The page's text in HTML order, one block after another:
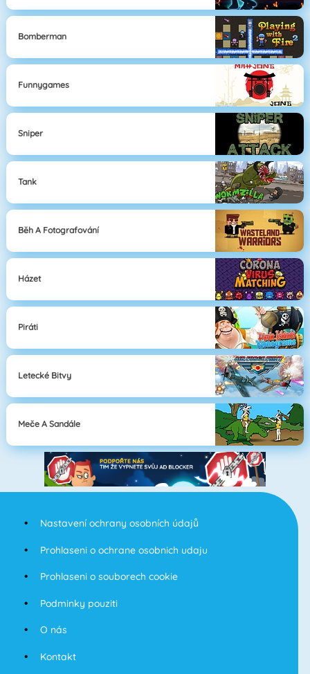
Bomberman
Funnygames
Sniper
Tank
Běh A Fotografování
Házet
Piráti
Letecké Bitvy
Meče A Sandále
Nastavení ochrany osobních údajů
Prohlaseni o ochrane osobnich udaju
Prohlaseni o souborech cookie
Podminky pouziti
O nás
Kontakt